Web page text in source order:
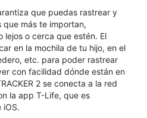
que puedas rastrear y
más te importan,
lejos o cerca que estén. El
en la mochila de tu hijo, en el
etc. para poder rastrear
con facilidad dónde están en
2 se conecta a la red
la app T-Life, que es
iOS.